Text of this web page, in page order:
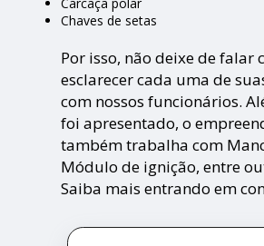
Chaves de setas
Por isso, não deixe de falar
esclarecer cada uma de
com nossos funcionários.
foi apresentado, o
também trabalha com
Módulo de ignição, entre
Saiba mais entrando em